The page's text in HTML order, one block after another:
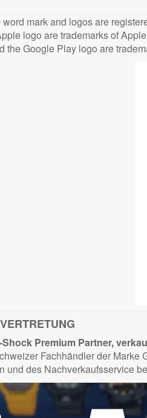
word mark and logos are
logo are trademarks of
the Google Play logo are
Premium Partner,
Fachhändler der
und des Nachverkaufsservice